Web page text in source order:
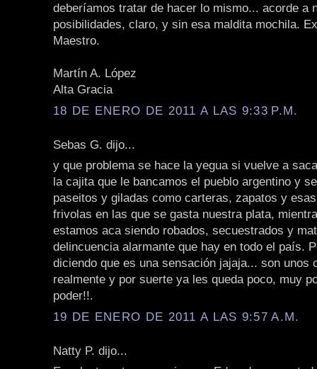
deberíamos tratar de hacer lo mismo... acorde a
posibilidades, claro, y sin esa maldita mochila.
Maestro.
Martín A. López
Alta Gracia
18 DE ENERO DE 2011 A LAS 9:33 P.M.
Sebas G. dijo...
y que problema se hace la yegua si vuelve a
la cajita que le bancamos el pueblo argentino y
paseitos y giladas como carteras, zapatos y
frivolas en las que se gasta nuestra plata,
estamos aca siendo robados, secuestrados y
delincuencia alarmante que hay en todo el país.
diciendo que es una sensación jajaja... son unos
realmente y por suerte ya les queda poco, muy
poder!!.
19 DE ENERO DE 2011 A LAS 9:57 A.M.
Natty P. dijo...